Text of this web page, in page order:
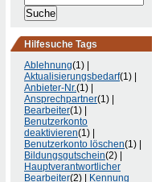
Hilfesuche Tags
Ablehnung(1) |
Aktualisierungsbedarf(1) |
Anbieter-Nr.(1) |
Ansprechpartner(1) |
Bearbeiter(1) |
Benutzerkonto
deaktivieren(1) |
Benutzerkonto löschen(1) |
Bildungsgutschein(2) |
Hauptverantwortlicher
Bearbeiter(2) |
Kennung